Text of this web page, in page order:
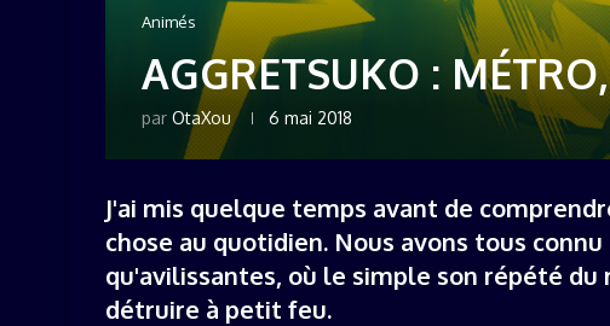
Animés
AGGRETSUKO :
par OtaXou 6 mai 2018
J'ai mis quelque temps avant de
chose au quotidien. Nous avons tous
qu'avilissantes, où le simple son répété
détruire à petit feu.